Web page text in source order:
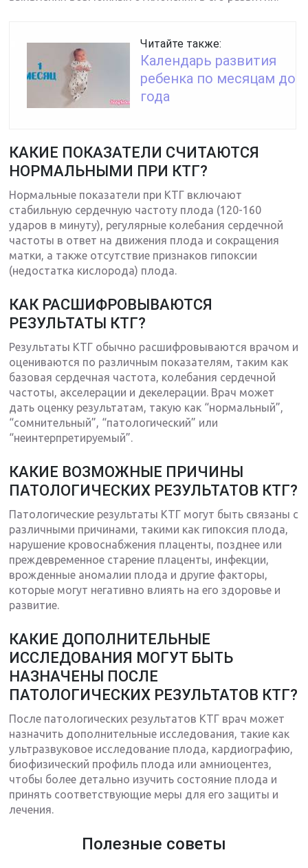
Читайте также:
Календарь развития
ребенка по месяцам до
года
КАКИЕ ПОКАЗАТЕЛИ СЧИТАЮТСЯ
НОРМАЛЬНЫМИ ПРИ КТГ?
Нормальные показатели при КТГ включают
стабильную сердечную частоту плода (120-160
ударов в минуту), регулярные колебания сердечной
частоты в ответ на движения плода и сокращения
матки, а также отсутствие признаков гипоксии
(недостатка кислорода) плода.
КАК РАСШИФРОВЫВАЮТСЯ
РЕЗУЛЬТАТЫ КТГ?
Результаты КТГ обычно расшифровываются врачом и
оцениваются по различным показателям, таким как
базовая сердечная частота, колебания сердечной
частоты, акселерации и декелерации. Врач может
дать оценку результатам, такую как “нормальный”,
“сомнительный”, “патологический” или
“неинтерпретируемый”.
КАКИЕ ВОЗМОЖНЫЕ ПРИЧИНЫ
ПАТОЛОГИЧЕСКИХ РЕЗУЛЬТАТОВ КТГ?
Патологические результаты КТГ могут быть связаны с
различными причинами, такими как гипоксия плода,
нарушение кровоснабжения плаценты, позднее или
преждевременное старение плаценты, инфекции,
врожденные аномалии плода и другие факторы,
которые могут негативно влиять на его здоровье и
развитие.
КАКИЕ ДОПОЛНИТЕЛЬНЫЕ
ИССЛЕДОВАНИЯ МОГУТ БЫТЬ
НАЗНАЧЕНЫ ПОСЛЕ
ПАТОЛОГИЧЕСКИХ РЕЗУЛЬТАТОВ КТГ?
После патологических результатов КТГ врач может
назначить дополнительные исследования, такие как
ультразвуковое исследование плода, кардиографию,
биофизический профиль плода или амниоцентез,
чтобы более детально изучить состояние плода и
принять соответствующие меры для его защиты и
лечения.
Полезные советы